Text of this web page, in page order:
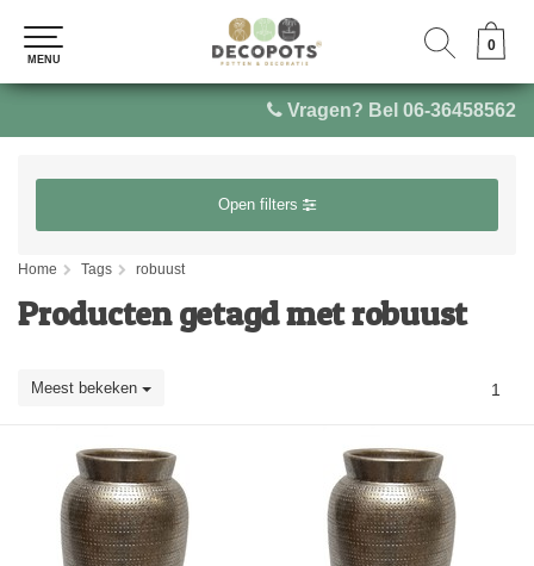
Vragen? Bel 06-36458562
0
MENU
0
MENU
Open filters
Home Tags robuust
Producten getagd met robuust
Meest bekeken 1